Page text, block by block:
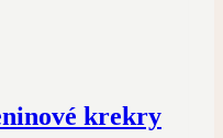
krekry